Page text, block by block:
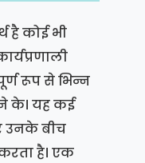
है कोई भी
रूप से भिन्न
के। यह कई
उनके बीच
है। एक